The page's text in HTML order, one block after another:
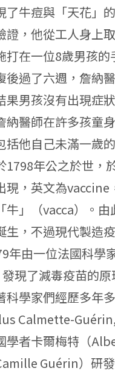
了牛痘與「天花」
證，他從工人身上
打在一位8歲男孩
後過了六週，詹納
果男孩沒有出現症
納醫師在許多孩童
括他自己未滿一歲
1798年公之於世，
現，英文為vaccine
牛」（vacca）。
生，不過現代製造
年由一位法國科學
現了減毒疫苗的原
科學家們經歷多年
Calmette-
學者卡爾梅特（
Guérin）研